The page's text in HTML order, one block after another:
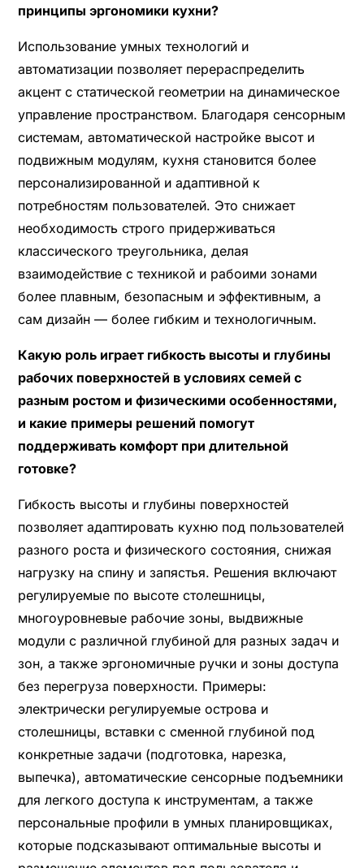
принципы эргономики кухни?
Использование умных технологий и
автоматизации позволяет перераспределить
акцент с статической геометрии на динамическое
управление пространством. Благодаря сенсорным
системам, автоматической настройке высот и
подвижным модулям, кухня становится более
персонализированной и адаптивной к
потребностям пользователей. Это снижает
необходимость строго придерживаться
классического треугольника, делая
взаимодействие с техникой и рабоими зонами
более плавным, безопасным и эффективным, а
сам дизайн — более гибким и технологичным.
Какую роль играет гибкость высоты и глубины
рабочих поверхностей в условиях семей с
разным ростом и физическими особенностями,
и какие примеры решений помогут
поддерживать комфорт при длительной
готовке?
Гибкость высоты и глубины поверхностей
позволяет адаптировать кухню под пользователей
разного роста и физического состояния, снижая
нагрузку на спину и запястья. Решения включают
регулируемые по высоте столешницы,
многоуровневые рабочие зоны, выдвижные
модули с различной глубиной для разных задач и
зон, а также эргономичные ручки и зоны доступа
без перегруза поверхности. Примеры:
электрически регулируемые острова и
столешницы, вставки с сменной глубиной под
конкретные задачи (подготовка, нарезка,
выпечка), автоматические сенсорные подъемники
для легкого доступа к инструментам, а также
персональные профили в умных планировщиках,
которые подсказывают оптимальные высоты и